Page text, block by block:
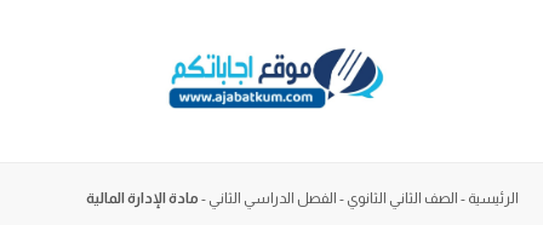
الرئيسية - الصف الثاني الثانوي - الفصل الدراسي الثاني - مادة الإدارة المالية